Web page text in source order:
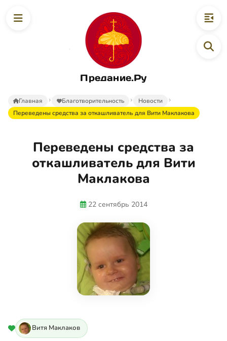
Предание.Ру
Главная Благотворительность
Новости
Переведены средства за откашливатель для Вити Маклакова
Переведены средства за
откашливатель для Вити
Маклакова
22 сентябрь 2014
Витя Маклаков